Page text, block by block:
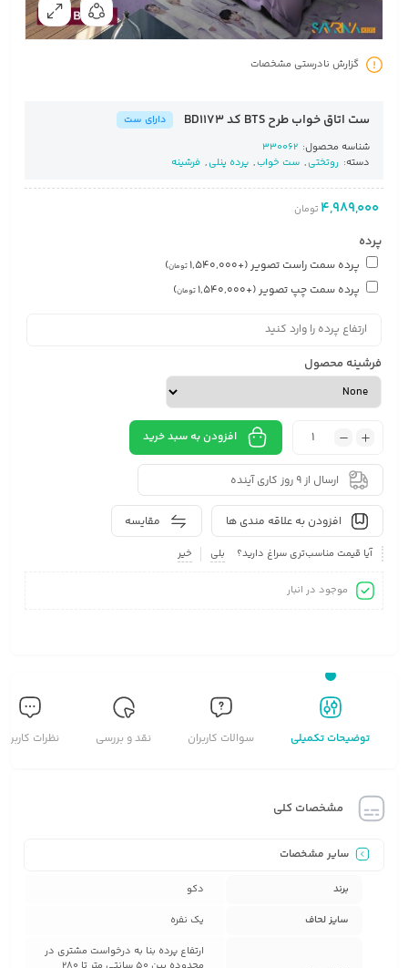
گزارش نادرستی مشخصات
ست اتاق خواب طرح BTS کد BD1173
دارای ست
شناسه محصول: 330062
دسته: روتختی, ست خواب, پرده پنلی, فرشینه
4,989,000 تومان
پرده
پرده سمت راست تصویر(+
1,540,000 تومان)
پرده سمت چپ تصویر(+
1,540,000 تومان)
فرشینه محصول
افزودن به سبد خرید
ارسال از 9 روز کاری آینده
مقایسه افزودن به علاقه مندی ها
آیا قیمت مناسب‌تری سراغ دارید؟ بلی خیر
موجود در انبار
توضیحات تکمیلی سوالات کاربران نقد و بررسی نظرات کاربران
مشخصات کلی
سایر مشخصات
برند
دکو
سایز لحاف
یک نفره
ارتفاع پرده بنا به درخواست مشتری در